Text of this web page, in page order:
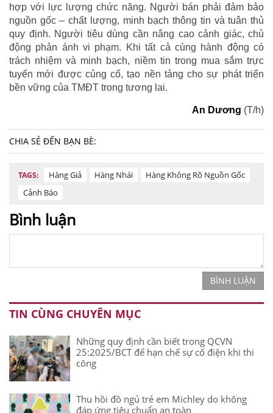
hợp với lực lượng chức năng. Người bán phải đảm bảo
nguồn gốc – chất lượng, minh bạch thông tin và tuân thủ
quy định. Người tiêu dùng cần nâng cao cảnh giác, chủ
động phản ánh vi phạm. Khi tất cả cùng hành động có
trách nhiệm và minh bạch, niềm tin trong mua sắm trực
tuyến mới được củng cố, tạo nền tảng cho sự phát triển
bền vững của TMĐT trong tương lai.
An Dương (T/h)
CHIA SẺ ĐẾN BẠN BÈ:
TAGS: Hàng Giả Hàng Nhái
Hàng Không Rõ Nguồn Gốc
Cảnh Báo
Bình luận
BÌNH LUẬN
TIN CÙNG CHUYÊN MỤC
Những quy định cần biết trong QCVN
25:2025/BCT để hạn chế sự cố điện khi thi
công
Thu hồi đồ ngủ trẻ em Michley do không
đáp ứng tiêu chuẩn an toàn